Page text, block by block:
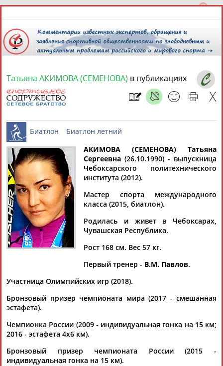
7 августа 2026 года, 20:26
СПОРТСМЕНЫ, ТРЕНЕРЫ И СПЕЦИАЛИСТЫ
Найдено: 1персона Расширенный поиск
Татьяна
АКИМОВА
Ваш запрос: "Татьяна АКИМОВА (СЕМЕНОВА)"
ТАБЛО АКТИВНОСТИ
Татьяна АКИМОВА (СЕМЕНОВА) в публикациях
Биатлон Биатлон летний
АКИМОВА (СЕМЕНОВА) Татьяна
Сергеевна (26.10.1990) - выпускница
Чебоксарского политехнического
института (2012).
Мастер спорта международного
класса (2015, биатлон).
Родилась и живет в Чебоксарах,
Чувашская Республика.
Рост 168 см. Вес 57 кг.
Первый тренер - В.М. Павлов.
Участница Олимпийских игр (2018).
Бронзовый призер чемпионата мира (2017 - смешанная
эстафета).
Чемпионка России (2009 - индивидуальная гонка на 15 км;
2016 - эстафета 4х6 км).
Бронзовый призер чемпионата России (2015 -
индивидуальная гонка на 15 км).